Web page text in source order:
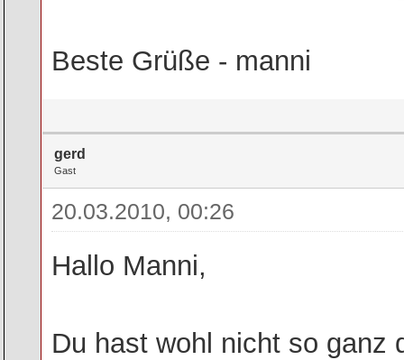
Beste Grüße - manni
gerd
Gast
20.03.2010, 00:26
Hallo Manni,
Du hast wohl nicht so ganz